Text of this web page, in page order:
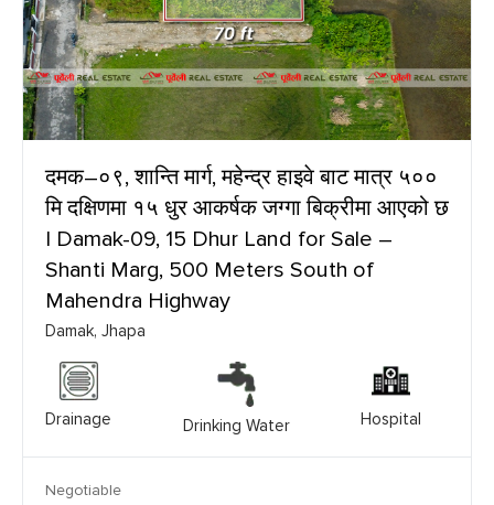
दमक–०९, शान्ति मार्ग, महेन्द्र हाइवे बाट मात्र ५००
मि दक्षिणमा १५ धुर आकर्षक जग्गा बिक्रीमा आएको छ
| Damak-09, 15 Dhur Land for Sale –
Shanti Marg, 500 Meters South of
Mahendra Highway
Damak, Jhapa
Drainage Drinking Water Hospital
Negotiable